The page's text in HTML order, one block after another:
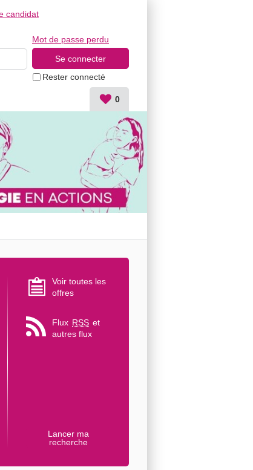
Rester connecté
Mot de passe perdu
candidat
0
Voir toutes les
offres
Flux RSS et
autres flux